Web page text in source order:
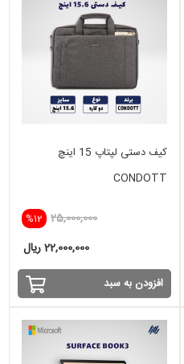
کیف دستی لپتاپ 15 اینچ
CONDOTT
%12 25,000,000
22,000,000 ریال
افزودن به سبد